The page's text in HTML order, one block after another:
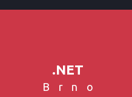
.NET
Brno